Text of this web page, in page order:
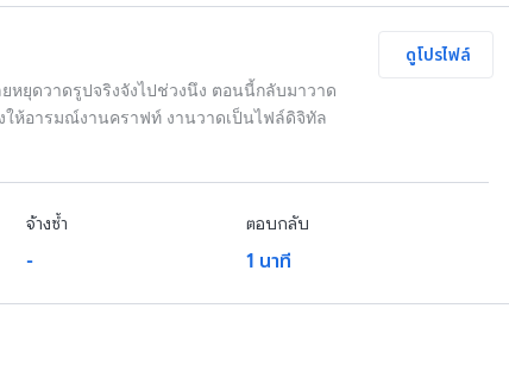
หยุดวาดรูปจริงจังไปช่วงนึง ตอนนี้กลับมาวาด
ให้อารมณ์งานคราฟท์ งานวาดเป็นไฟล์ดิจิทัล
ดูโปรไฟล์
จ้างซ้ำ
-
ตอบกลับ
1 นาที